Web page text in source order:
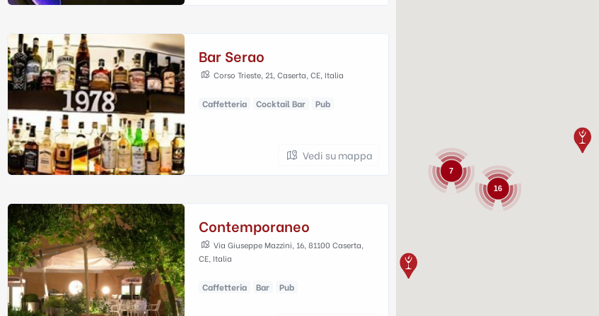
Bar Serao
Corso Trieste, 21, Caserta, CE, Italia
Caffetteria Cocktail Bar Pub
Vedi su mappa
Contemporaneo
Via Giuseppe Mazzini, 16, 81100 Caserta,
CE, Italia
Caffetteria Bar Pub
7
16